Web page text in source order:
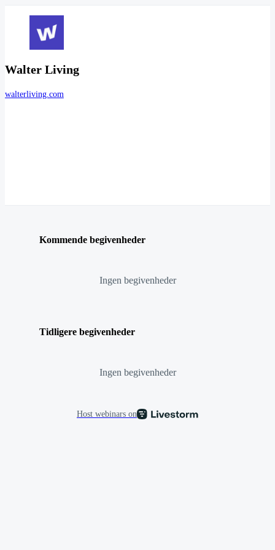
Walter Living
walterliving.com
Kommende begivenheder
Ingen begivenheder
Tidligere begivenheder
Ingen begivenheder
Host webinars on